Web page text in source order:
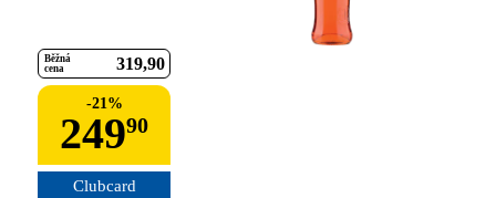
Běžná
cena
319 90
-21%
24990
Clubcard